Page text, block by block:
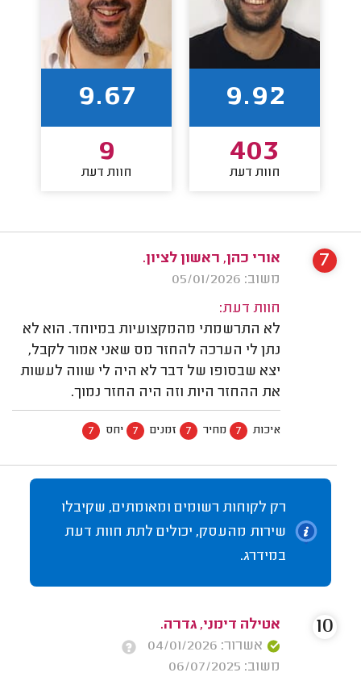
9.92
403
חוות דעת
9.67
9
חוות דעת
אורי כהן, ראשון לציון.
משוב: 05/01/2026
חוות דעת:
לא התרשמתי מהמקצועיות במיוחד. הוא לא
נתן לי הערכה להחזר מס שאני אמור לקבל,
יצא שבסופו של דבר לא היה לי שווה לעשות
את ההחזר היות וזה היה החזר נמוך.
איכות 7 מחיר 7 זמנים 7 יחס 7
7
רק לקוחות רשומים ומאומתים, שקיבלו
שירות מהעסק, יכולים לתת חוות דעת
במידרג.
אטילה דימני, גדרה.
אשרור: 04/01/2026
משוב: 06/07/2025
10